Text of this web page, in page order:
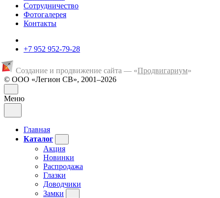
Сотрудничество
Фотогалерея
Контакты
+7 952 952-79-28
Создание и продвижение сайта — «Продвигариум»
© ООО «Легион СВ», 2001–2026
Меню
Главная
Каталог
Акция
Новинки
Распродажа
Глазки
Доводчики
Замки